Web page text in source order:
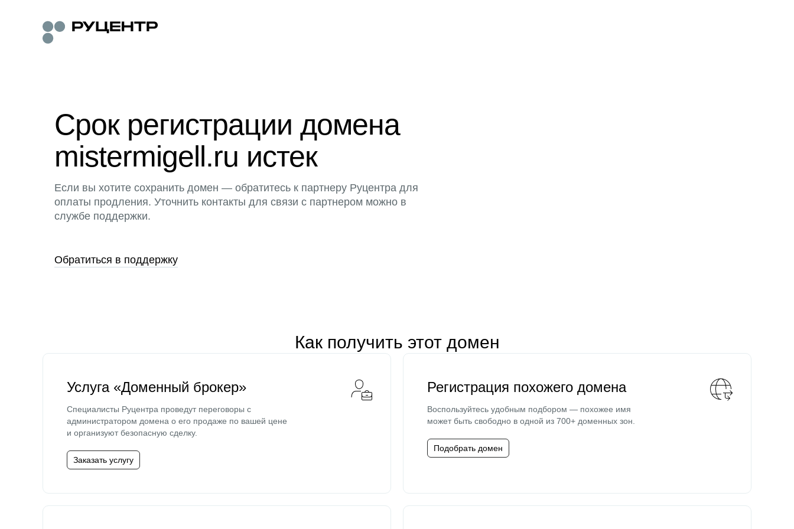
Срок регистрации домена
mistermigell.ru истек
Если вы хотите сохранить домен — обратитесь к партнеру Руцентра для
оплаты продления. Уточнить контакты для связи с партнером можно в
службе поддержки.
Обратиться в поддержку
Как получить этот домен
Услуга «Доменный брокер»
Специалисты Руцентра проведут переговоры с
администратором домена о его продаже по вашей цене
и организуют безопасную сделку.
Заказать услугу
Регистрация похожего домена
Воспользуйтесь удобным подбором — похожее имя
может быть свободно в одной из 700+ доменных зон.
Подобрать домен